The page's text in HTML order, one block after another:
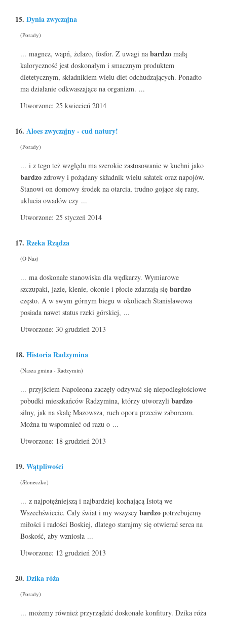
15. Dynia zwyczajna
(Porady)
... magnez, wapń, żelazo, fosfor. Z uwagi na bardzo małą
kaloryczność jest doskonałym i smacznym produktem
dietetycznym, składnikiem wielu diet odchudzających. Ponadto
ma działanie odkwaszające na organizm. ...
Utworzone: 25 kwiecień 2014
16. Aloes zwyczajny - cud natury!
(Porady)
... i z tego też względu ma szerokie zastosowanie w kuchni jako
bardzo zdrowy i pożądany składnik wielu sałatek oraz napojów.
Stanowi on domowy środek na otarcia, trudno gojące się rany,
ukłucia owadów czy ...
Utworzone: 25 styczeń 2014
17. Rzeka Rządza
(O Nas)
... ma doskonałe stanowiska dla wędkarzy. Wymiarowe
szczupaki, jazie, klenie, okonie i płocie zdarzają się bardzo
często. A w swym górnym biegu w okolicach Stanisławowa
posiada nawet status rzeki górskiej, ...
Utworzone: 30 grudzień 2013
18. Historia Radzymina
(Nasza gmina - Radzymin)
... przyjściem Napoleona zaczęły odzywać się niepodległościowe
pobudki mieszkańców Radzymina, którzy utworzyli bardzo
silny, jak na skalę Mazowsza, ruch oporu przeciw zaborcom.
Można tu wspomnieć od razu o ...
Utworzone: 18 grudzień 2013
19. Wątpliwości
(Słoneczko)
... z najpotężniejszą i najbardziej kochającą Istotą we
Wszechświecie. Cały świat i my wszyscy bardzo potrzebujemy
miłości i radości Boskiej, dlatego starajmy się otwierać serca na
Boskość, aby wzniosła ...
Utworzone: 12 grudzień 2013
20. Dzika róża
(Porady)
... możemy również przyrządzić doskonałe konfitury. Dzika róża